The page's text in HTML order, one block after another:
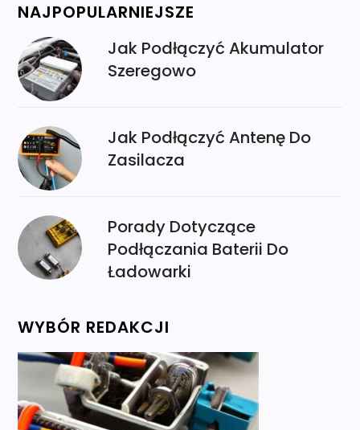
NAJPOPULARNIEJSZE
Jak Podłączyć Akumulator
Szeregowo
Jak Podłączyć Antenę Do
Zasilacza
Porady Dotyczące
Podłączania Baterii Do
Ładowarki
WYBÓR REDAKCJI